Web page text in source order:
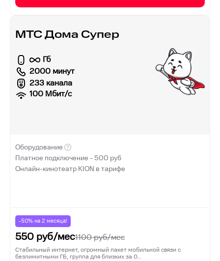
МТС Дома Супер
Гб
2000 минут
233 канала
100 Мбит/с
Оборудование
Платное подключение -500 руб
Онлайн-кинотеатр KION в тарифе
-50% на 2 месяца!
550 руб/мес1100руб/мес
Стабильный интернет, огромный пакет мобильной связи с
безлимитными ГБ, группа для близких за 0…